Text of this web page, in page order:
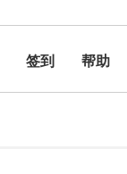
签到
帮助